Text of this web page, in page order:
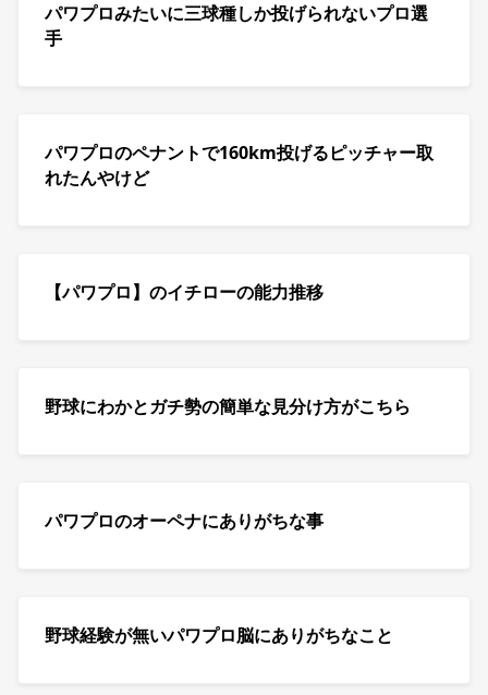
パワプロみたいに三球種しか投げられないプロ選
手
パワプロのペナントで160km投げるピッチャー取
れたんやけど
【パワプロ】のイチローの能力推移
野球にわかとガチ勢の簡単な見分け方がこちら
パワプロのオーペナにありがちな事
野球経験が無いパワプロ脳にありがちなこと